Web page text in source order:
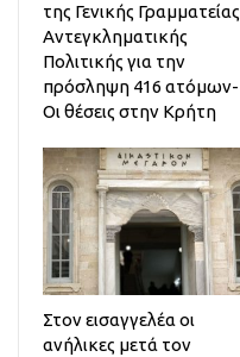
της Γενικής Γραμματείας
Αντεγκληματικής
Πολιτικής για την
πρόσληψη 416 ατόμων-
Οι θέσεις στην Κρήτη
Στον εισαγγελέα οι
ανήλικες μετά τον